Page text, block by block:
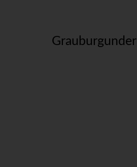
Grauburgunder